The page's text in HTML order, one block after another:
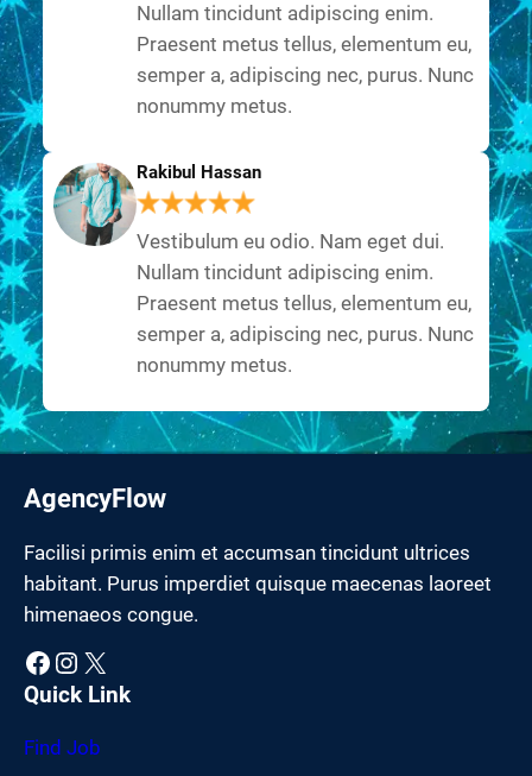
Nullam tincidunt adipiscing enim.
Praesent metus tellus, elementum eu,
semper a, adipiscing nec, purus. Nunc
nonummy metus.
Rakibul Hassan
Vestibulum eu odio. Nam eget dui.
Nullam tincidunt adipiscing enim.
Praesent metus tellus, elementum eu,
semper a, adipiscing nec, purus. Nunc
nonummy metus.
AgencyFlow
Facilisi primis enim et accumsan tincidunt ultrices
habitant. Purus imperdiet quisque maecenas laoreet
himenaeos congue.
Facebook Instagram X
Quick Link
Find Job